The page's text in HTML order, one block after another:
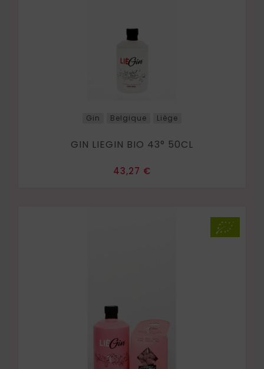
Gin Belgique Liège
GIN LIEGIN BIO 43° 50CL
Prix
43,27 €